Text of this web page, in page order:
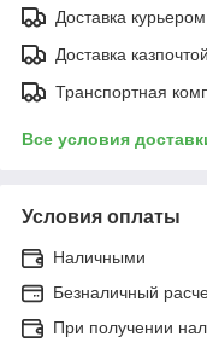
Доставка
Доставка казпочтой
Транспортная
Все условия
Условия оплаты
Наличными
Безналичный
При получении